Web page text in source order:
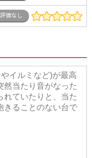
評価なし